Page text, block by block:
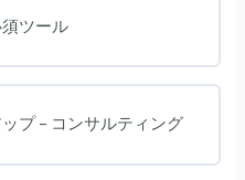
ツール
プ – コンサルティング